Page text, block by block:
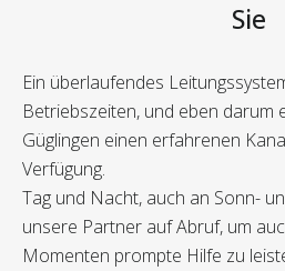
Sie
Ein überlaufendes
Betriebszeiten, und eben darum
Güglingen einen erfahrenen
Verfügung.
Tag und Nacht, auch an Sonn-
unsere Partner auf Abruf, um
Momenten prompte Hilfe zu